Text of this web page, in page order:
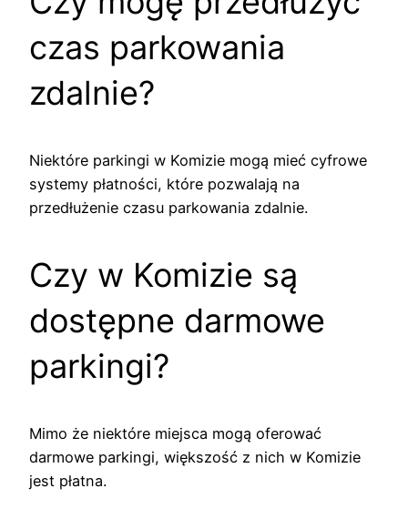
czas parkowania
zdalnie?
Niektóre parkingi w Komizie mogą mieć cyfrowe
systemy płatności, które pozwalają na
przedłużenie czasu parkowania zdalnie.
Czy w Komizie są
dostępne darmowe
parkingi?
Mimo że niektóre miejsca mogą oferować
darmowe parkingi, większość z nich w Komizie
jest płatna.